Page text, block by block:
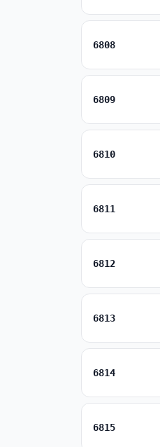
6808
6809
6810
6811
6812
6813
6814
6815